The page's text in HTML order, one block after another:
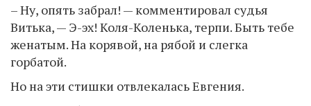
– Ну, опять забрал! — комментировал судья
Витька, — Э-эх! Коля-Коленька, терпи. Быть тебе
женатым. На корявой, на рябой и слегка
горбатой.
Но на эти стишки отвлекалась Евгения.